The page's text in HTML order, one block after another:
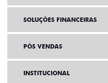
SOLUÇÕES FINANCEIRAS
PÓS VENDAS
INSTITUCIONAL